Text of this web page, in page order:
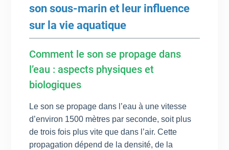
son sous-marin et leur influence
sur la vie aquatique
Comment le son se propage dans
l’eau : aspects physiques et
biologiques
Le son se propage dans l’eau à une vitesse
d’environ 1500 mètres par seconde, soit plus
de trois fois plus vite que dans l’air. Cette
propagation dépend de la densité, de la